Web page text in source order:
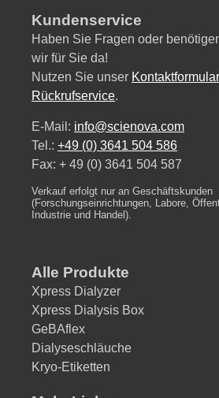
Kundenservice
Haben Sie Fragen oder
wir für Sie da!
Nutzen Sie unser Kontaktformular
Rückrufservice.
E-Mail: info@scienova.com
Tel.: +49 (0) 3641 504 586
Fax: + 49 (0) 3641 504 587
Verkauf erfolgt nur an Geschäftskunden
(Forschungseinrichtungen, Labore,
Industrie und Handel).
Alle Produkte
Xpress Dialyzer
Xpress Dialysis Box
GeBAflex
Dialyseschläuche
Kryo-Etiketten